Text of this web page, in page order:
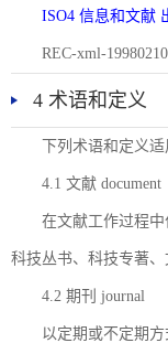
ISO4 信息和文献
REC-xml-
4 术语和定义
下列术语和定义
4.1 文献 document
在文献工作过程
科技丛书、科技专著
4.2 期刊 journal
以定期或不定期